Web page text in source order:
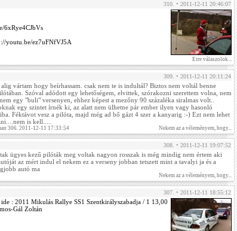
310. • 2011-12-11 20:46:07
6xRye4CJbVs
youtu.be/ez7uFNfVJ5A
Erre válaszolok...
309. • 2011-12-11 20:11:24
vártam hogy beírhassam. csak nem te is indultál? Biztos nem voltál benne
Szóval adódott egy lehetőségem, elvittek, szórakozni szerettem volna, nem
egy "buli" versenyen, ehhez képest a mezőny 90 százaléka siralmas volt..
egy szintet írnék ki, az alatt nem ülhetne pár ember ilyen vagy hasonló
Féktávot vesz a pilóta, majd még ad bő gázt 4 szer a kanyarig :-) Ezt nem lehet
is kell.....
306. 2011-12-11 17:33:54 Nekem az a véleményem, hogy...
308. • 2011-12-11 19:07:52
ügyes kezű pilóták meg voltak nagyon rosszak is még mindig nem értem aki
az mért indul el nekem ez a verseny jobban tetszett mint a tavalyi ja és a
autó ma
Nekem az a véleményem, hogy...
307. • 2011-12-11 18:55:12
: 2011 Mikulás Rallye SS1 Szentkirályszabadja / 1 13,00
Gál Zoltán